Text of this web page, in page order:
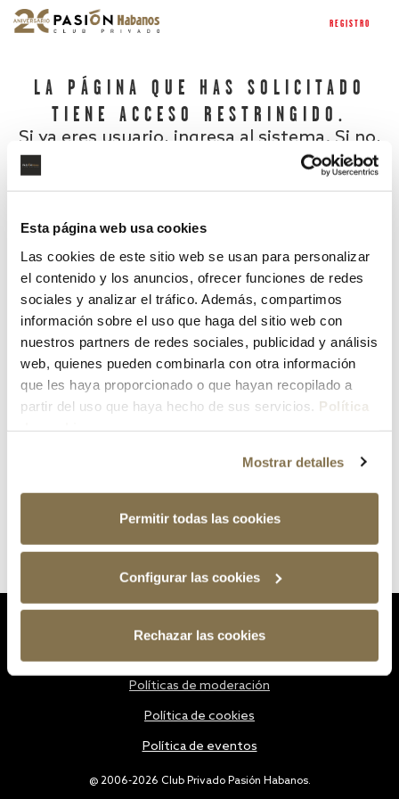
Esta página web usa cookies
Las cookies de este sitio web se usan para personalizar
el contenido y los anuncios, ofrecer funciones de redes
sociales y analizar el tráfico. Además, compartimos
información sobre el uso que haga del sitio web con
nuestros partners de redes sociales, publicidad y análisis
web, quienes pueden combinarla con otra información
que les haya proporcionado o que hayan recopilado a
partir del uso que haya hecho de sus servicios. Política
Mostrar detalles
Permitir todas las cookies
Configurar las cookies
Rechazar las cookies
REGISTRO
LA PÁGINA QUE HAS SOLICITADO
TIENE ACCESO RESTRINGIDO.
Si ya eres usuario, ingresa al sistema. Si no,
¿Has olvidado tu contraseña?
@ 2006-2026 Club Privado Pasión Habanos.
Políticas de moderación
Política de cookies
Política de eventos